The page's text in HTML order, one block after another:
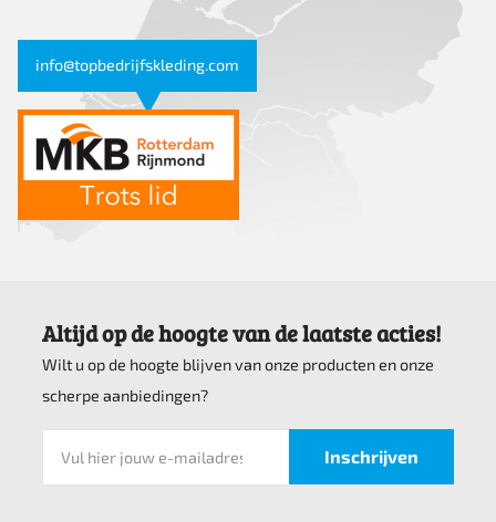
info@topbedrijfskleding.com
Altijd op de hoogte van de laatste acties!
Wilt u op de hoogte blijven van onze producten en onze
scherpe aanbiedingen?